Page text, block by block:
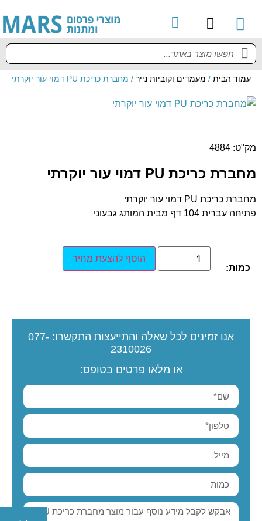
עמוד הבית / מעמדים וקוביות נייר / מחברת כריכת PU דמוי עור יוקרתי
מק"ט: 4884
מחברת כריכת PU דמוי עור יוקרתי
מחברת כריכת PU דמוי עור יוקרתי
פתיחה עברית 104 דף מבית המותג גבעוני
כמות:
הוסף להצעת מחיר
אנו זמינים לכל שאלה והתייעצות התקשרו: 077-
2310026
או מלאו פרטים בטופס: